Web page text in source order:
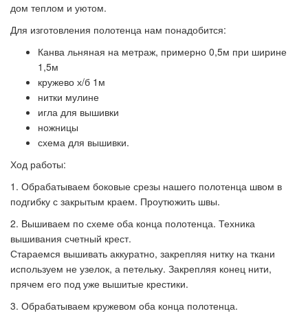
дом теплом и уютом.
Для изготовления полотенца нам понадобится:
Канва льняная на метраж, примерно 0,5м при ширине
1,5м
кружево х/б 1м
нитки мулине
игла для вышивки
ножницы
схема для вышивки.
Ход работы:
1. Обрабатываем боковые срезы нашего полотенца швом в
подгибку с закрытым краем. Проутюжить швы.
2. Вышиваем по схеме оба конца полотенца. Техника
вышивания счетный крест.
Стараемся вышивать аккуратно, закрепляя нитку на ткани
используем не узелок, а петельку. Закрепляя конец нити,
прячем его под уже вышитые крестики.
3. Обрабатываем кружевом оба конца полотенца.